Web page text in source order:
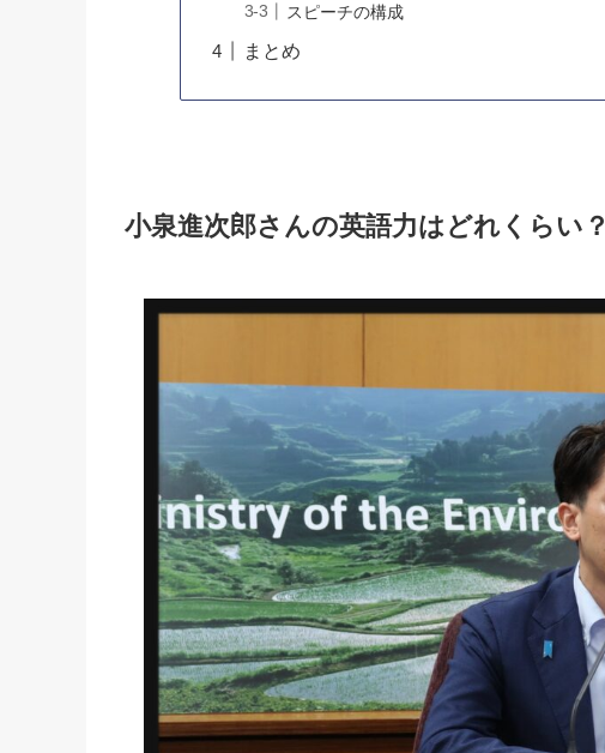
スピーチの構成
まとめ
小泉進次郎さんの英語力はどれくらい？